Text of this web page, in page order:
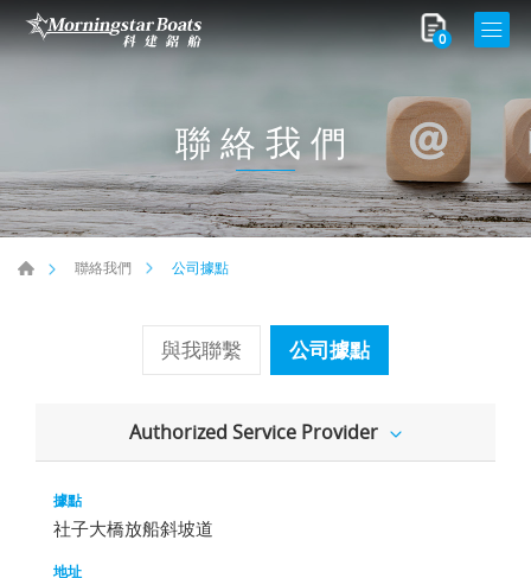
0
聯絡我們
聯絡我們 公司據點
與我聯繫 公司據點
Authorized Service Provider
社子大橋放船斜坡道